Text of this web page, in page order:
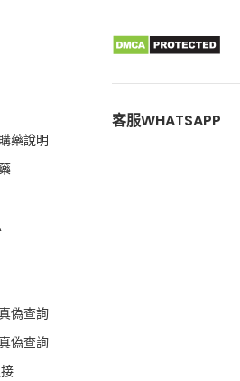
藥說明
偽查詢
偽查詢
客服WHATSAPP